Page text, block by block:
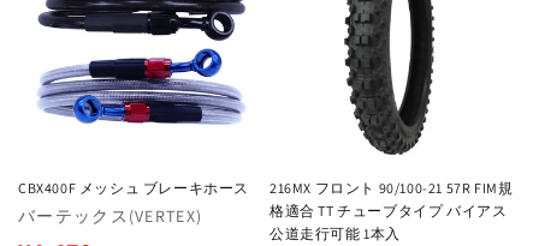
CBX400F メッシュ ブレーキホース
販
バーテックス(VERTEX)
216MX フロント 90/100-21 57R FIM規
格適合 TT チューブタイプ バイアス
公道走行可能 1本入